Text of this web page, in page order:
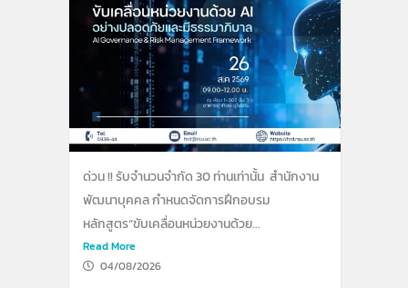
ด่วน !! รับจำนวนจำกัด 30 ท่านเท่านั้น สำนักงาน
พัฒนาบุคคล กำหนดจัดการฝึกอบรม
หลักสูตร“ขับเคลื่อนหน่วยงานด้วย...
Read More
04/08/2026